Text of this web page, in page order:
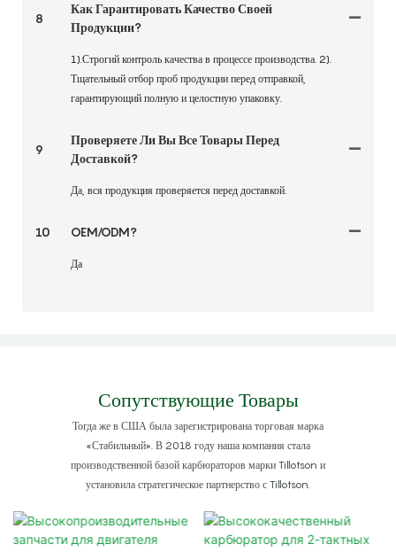
8
Как Гарантировать Качество Своей
Продукции?
1).Строгий контроль качества в процессе производства. 2).
Тщательный отбор проб продукции перед отправкой,
гарантирующий полную и целостную упаковку.
9
Проверяете Ли Вы Все Товары Перед
Доставкой?
Да, вся продукция проверяется перед доставкой.
10 OEM/ODM?
Да
Сопутствующие Товары
Тогда же в США была зарегистрирована торговая марка
«Стабильный». В 2018 году наша компания стала
производственной базой карбюраторов марки Tillotson и
установила стратегическое партнерство с Tillotson.